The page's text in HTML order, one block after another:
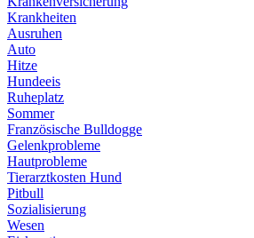
Krankheiten
Ausruhen
Auto
Hitze
Hundeeis
Ruheplatz
Sommer
Französische Bulldogge
Gelenkprobleme
Hautprobleme
Tierarztkosten Hund
Pitbull
Sozialisierung
Wesen